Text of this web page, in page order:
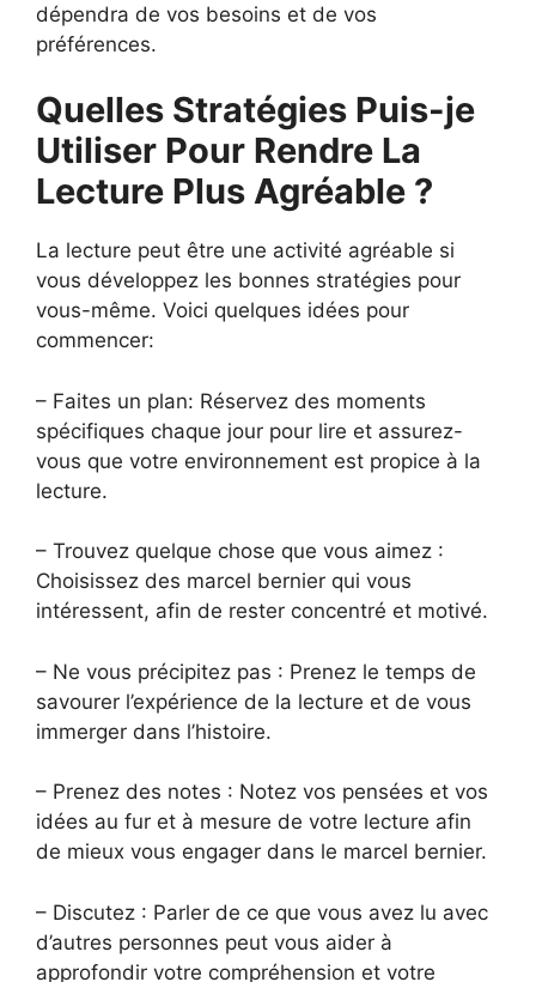
dépendra de vos besoins et de vos
préférences.
Quelles Stratégies Puis-je
Utiliser Pour Rendre La
Lecture Plus Agréable ?
La lecture peut être une activité agréable si
vous développez les bonnes stratégies pour
vous-même. Voici quelques idées pour
commencer:
– Faites un plan: Réservez des moments
spécifiques chaque jour pour lire et assurez-
vous que votre environnement est propice à la
lecture.
– Trouvez quelque chose que vous aimez :
Choisissez des marcel bernier qui vous
intéressent, afin de rester concentré et motivé.
– Ne vous précipitez pas : Prenez le temps de
savourer l’expérience de la lecture et de vous
immerger dans l’histoire.
– Prenez des notes : Notez vos pensées et vos
idées au fur et à mesure de votre lecture afin
de mieux vous engager dans le marcel bernier.
– Discutez : Parler de ce que vous avez lu avec
d’autres personnes peut vous aider à
approfondir votre compréhension et votre